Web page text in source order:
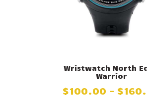
Wristwatch North
Warrior
$100.00 – $160.